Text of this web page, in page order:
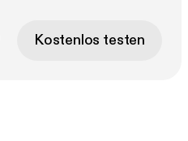
Kostenlos testen